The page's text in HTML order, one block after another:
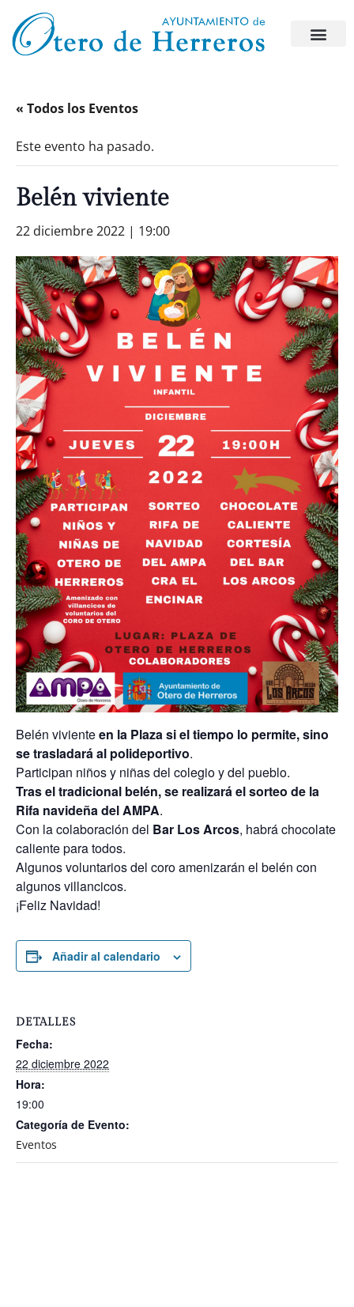
« Todos los Eventos
Este evento ha pasado.
Belén viviente
22 diciembre 2022 | 19:00
Belén vivienteen la Plaza si el tiempo lo permite, sino
se trasladará al polideportivo.
Participan niños y niñas del colegio y del pueblo.
Tras el tradicional belén, se realizará el sorteo de la
Rifa navideña del AMPA.
Con la colaboración del Bar Los Arcos, habrá chocolate
caliente para todos.
Algunos voluntarios del coro amenizarán el belén con
algunos villancicos.
¡Feliz Navidad!
Añadir al calendario
DETALLES
Fecha:
22 diciembre 2022
Hora:
19:00
Categoría de Evento:
Eventos